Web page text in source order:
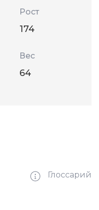
Рост
174
Вес
64
Глоссарий